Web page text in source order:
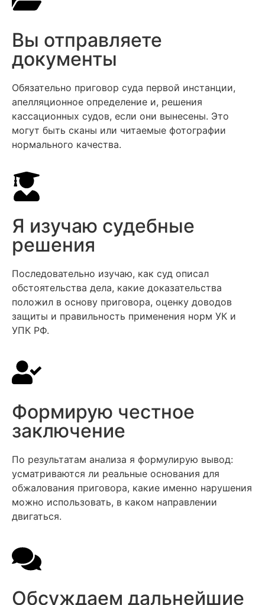
Вы отправляете
документы
Обязательно приговор суда первой инстанции,
апелляционное определение и, решения
кассационных судов, если они вынесены. Это
могут быть сканы или читаемые фотографии
нормального качества.
Я изучаю судебные
решения
Последовательно изучаю, как суд описал
обстоятельства дела, какие доказательства
положил в основу приговора, оценку доводов
защиты и правильность применения норм УК и
УПК РФ.
Формирую честное
заключение
По результатам анализа я формулирую вывод:
усматриваются ли реальные основания для
обжалования приговора, какие именно нарушения
можно использовать, в каком направлении
двигаться.
Обсуждаем дальнейшие